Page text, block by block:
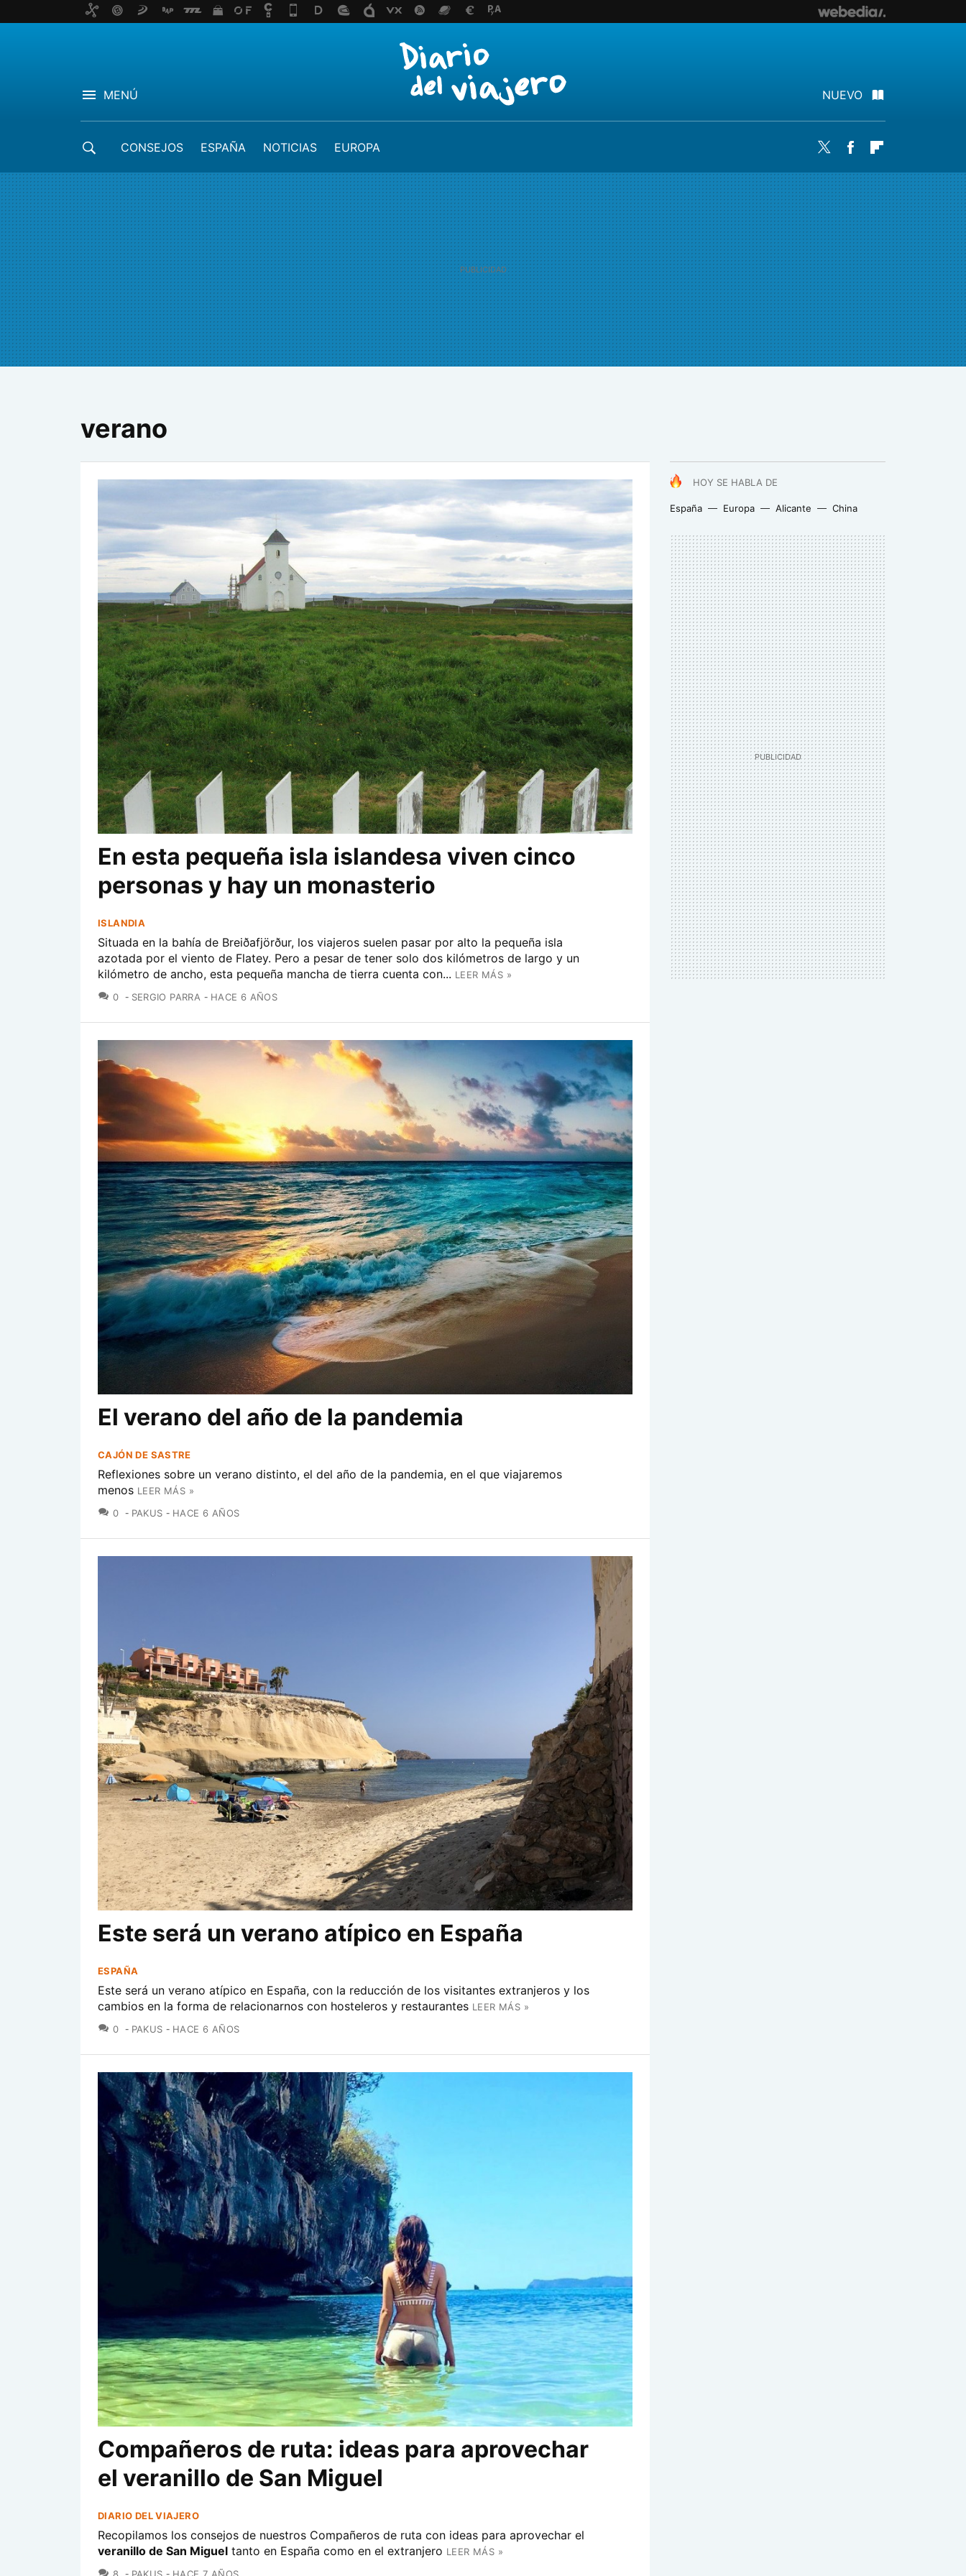
MENÚ NUEVO
CONSEJOS ESPAÑA NOTICIAS EUROPA Twitter Facebook
verano
HOY SE HABLA DE
España Europa Alicante China
En esta pequeña isla islandesa viven cinco
personas y hay un monasterio
ISLANDIA
Situada en la bahía de Breiðafjörður, los viajeros suelen pasar por alto la pequeña isla
azotada por el viento de Flatey. Pero a pesar de tener solo dos kilómetros de largo y un
kilómetro de ancho, esta pequeña mancha de tierra cuenta con... LEER MÁS »
0 COMENTARIOS
SERGIO PARRA HACE 6 AÑOS
El verano del año de la pandemia
CAJÓN DE SASTRE
Reflexiones sobre un verano distinto, el del año de la pandemia, en el que viajaremos
menos LEER MÁS »
0 COMENTARIOS
PAKUS HACE 6 AÑOS
Este será un verano atípico en España
ESPAÑA
Este será un verano atípico en España, con la reducción de los visitantes extranjeros y los
cambios en la forma de relacionarnos con hosteleros y restaurantes LEER MÁS »
0 COMENTARIOS
PAKUS HACE 6 AÑOS
Compañeros de ruta: ideas para aprovechar
el veranillo de San Miguel
DIARIO DEL VIAJERO
Recopilamos los consejos de nuestros Compañeros de ruta con ideas para aprovechar el
veranillo de San Miguel tanto en España como en el extranjero LEER MÁS »
8 COMENTARIOS
PAKUS HACE 7 AÑOS